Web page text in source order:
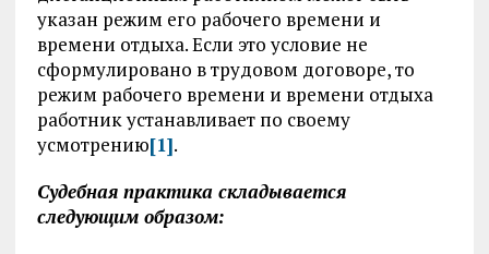
указан режим его рабочего времени и
времени отдыха. Если это условие не
сформулировано в трудовом договоре, то
режим рабочего времени и времени отдыха
работник устанавливает по своему
усмотрению[1].
Судебная практика складывается
следующим образом: